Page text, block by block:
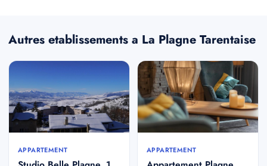
Autres etablissements a La Plagne Tarentaise
APPARTEMENT APPARTEMENT